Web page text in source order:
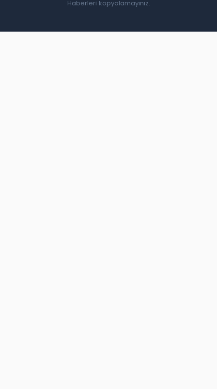
Haberleri kopyalamayınız.